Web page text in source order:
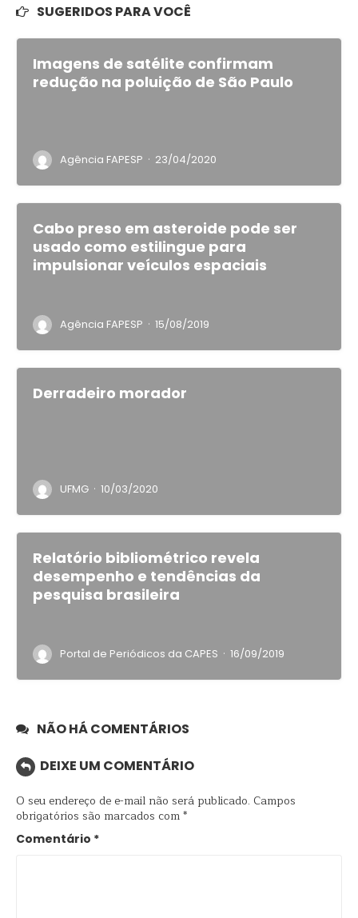
SUGERIDOS PARA VOCÊ
Imagens de satélite confirmam
redução na poluição de São Paulo
Agência FAPESP · 23/04/2020
Cabo preso em asteroide pode ser
usado como estilingue para
impulsionar veículos espaciais
Agência FAPESP · 15/08/2019
Derradeiro morador
UFMG · 10/03/2020
Relatório bibliométrico revela
desempenho e tendências da
pesquisa brasileira
Portal de Periódicos da CAPES · 16/09/2019
NÃO HÁ COMENTÁRIOS
DEIXE UM COMENTÁRIO
O seu endereço de e-mail não será publicado. Campos
obrigatórios são marcados com*
Comentário *